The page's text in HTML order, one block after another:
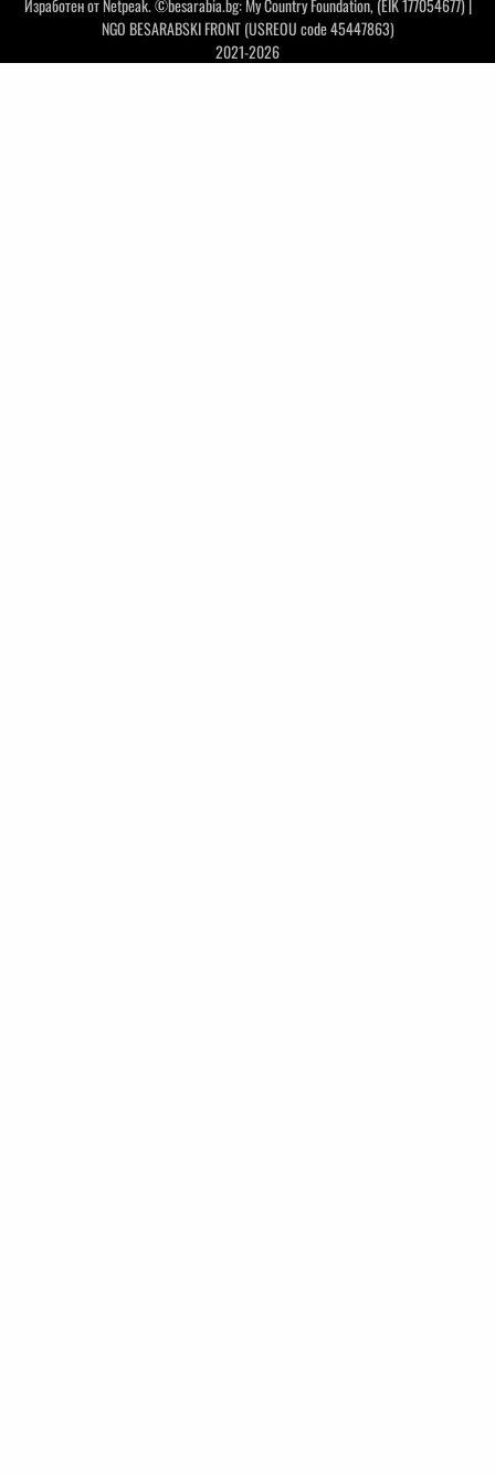
Изработен от Netpeak. ©besarabia.bg: My Country Foundation, (EIK 177054677) |
NGO BESARABSKI FRONT (USREOU code 45447863)
2021-2026